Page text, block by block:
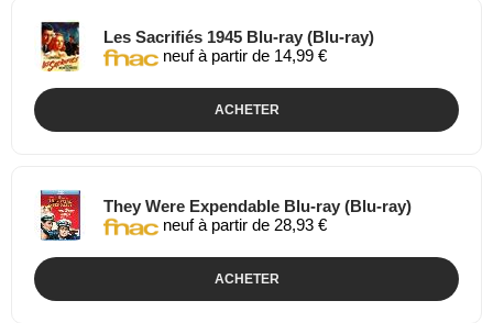
Les Sacrifiés 1945 Blu-ray (Blu-ray)
neuf à partir de 14,99 €
ACHETER
They Were Expendable Blu-ray (Blu-ray)
neuf à partir de 28,93 €
ACHETER